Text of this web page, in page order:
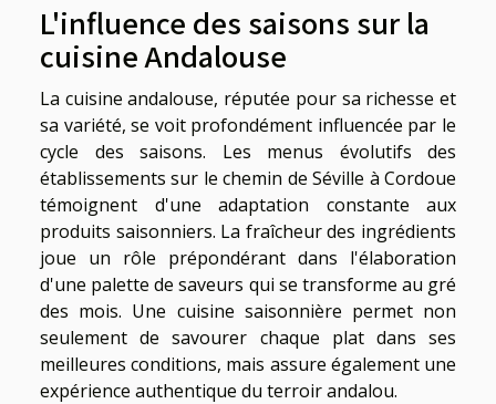
L'influence des saisons sur la
cuisine Andalouse
La cuisine andalouse, réputée pour sa richesse et
sa variété, se voit profondément influencée par le
cycle des saisons. Les menus évolutifs des
établissements sur le chemin de Séville à Cordoue
témoignent d'une adaptation constante aux
produits saisonniers. La fraîcheur des ingrédients
joue un rôle prépondérant dans l'élaboration
d'une palette de saveurs qui se transforme au gré
des mois. Une cuisine saisonnière permet non
seulement de savourer chaque plat dans ses
meilleures conditions, mais assure également une
expérience authentique du terroir andalou.